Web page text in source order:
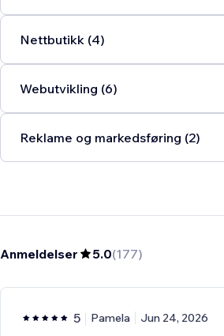
Nettbutikk (4)
Webutvikling (6)
Reklame og markedsføring (2)
Anmeldelser 5.0(177)
5 Pamela Jun 24, 2026